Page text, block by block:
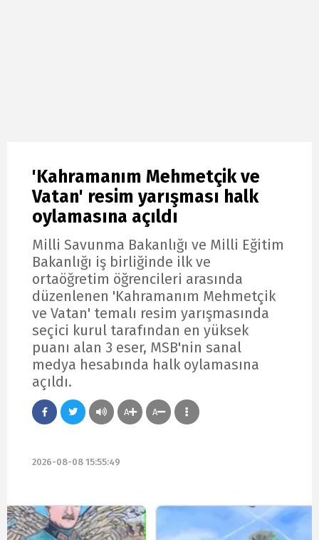
'Kahramanım Mehmetçik ve
Vatan' resim yarışması halk
oylamasına açıldı
Milli Savunma Bakanlığı ve Milli Eğitim
Bakanlığı iş birliğinde ilk ve
ortaöğretim öğrencileri arasında
düzenlenen 'Kahramanım Mehmetçik
ve Vatan' temalı resim yarışmasında
seçici kurul tarafından en yüksek
puanı alan 3 eser, MSB'nin sanal
medya hesabında halk oylamasına
açıldı.
A A
2026-08-08 15:55:49